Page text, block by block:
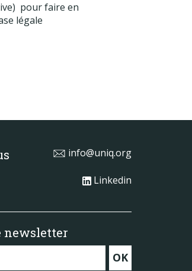
pour faire en
légale
info@uniq.org
Linkedin
newsletter
OK